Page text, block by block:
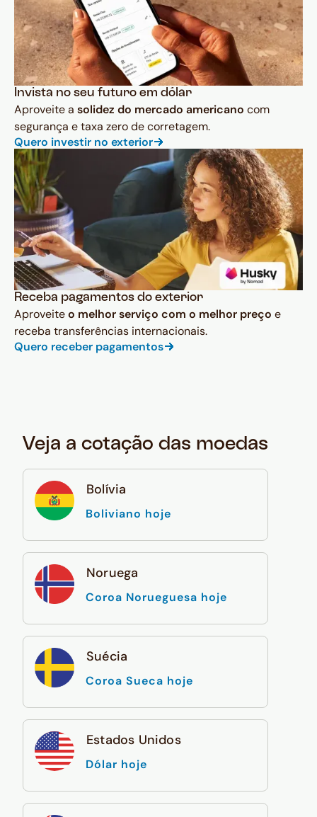
Invista no seu futuro em dólar
Aproveite a solidez do mercado americano com
segurança e taxa zero de corretagem.
Quero investir no exterior
Receba pagamentos do exterior
Aproveiteo melhor serviço com o melhor preço e
receba transferências internacionais.
Quero receber pagamentos
Veja a cotação das moedas
Bolívia
Boliviano hoje
Noruega
Coroa Norueguesa hoje
Suécia
Coroa Sueca hoje
Estados Unidos
Dólar hoje